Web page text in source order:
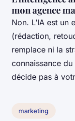
mon agence
Non. L’IA est un
(rédaction,
remplace ni la
connaissance
décide pas à
marketing